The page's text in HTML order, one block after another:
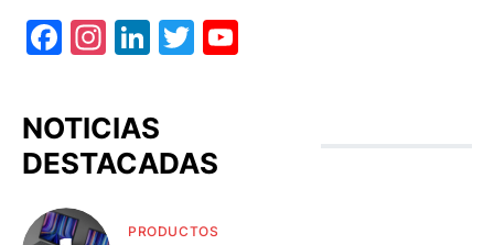
Facebook
Instagram
LinkedIn
Twitter
NOTICIAS
DESTACADAS
PRODUCTOS